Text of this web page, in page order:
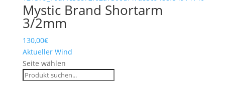
Mystic Brand Shortarm
3/2mm
130,00€
Aktueller Wind
Seite wählen